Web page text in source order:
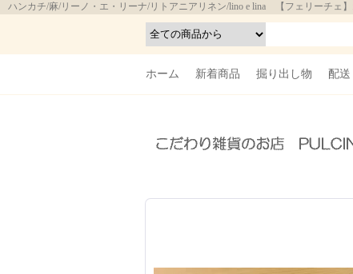
ハンカチ/麻/リーノ・エ・リーナ/リトアニアリネン/lino e lina 【フェリーチェ
ホーム 新着商品 掘り出し物 配